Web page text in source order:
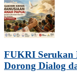
FUKRI Serukan
Dorong Dialog